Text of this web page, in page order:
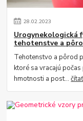
28.02.2023
Urogynekologická
tehotenstve a
Tehotenstvo a pôrod
ktoré sa vracajú
hmotnosti a post...